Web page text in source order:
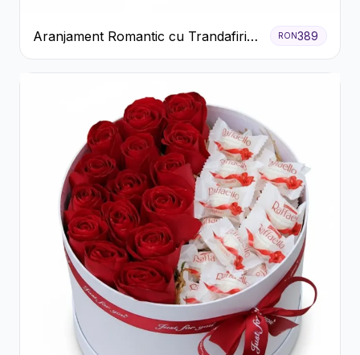
Aranjament Romantic cu Trandafiri
Roșii și Șampanie rose
RON389